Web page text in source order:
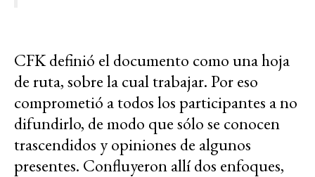
CFK definió el documento como una hoja
de ruta, sobre la cual trabajar. Por eso
comprometió a todos los participantes a no
difundirlo, de modo que sólo se conocen
trascendidos y opiniones de algunos
presentes. Confluyeron allí dos enfoques,